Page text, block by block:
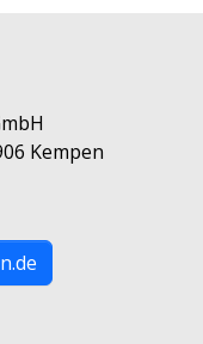
Kempen